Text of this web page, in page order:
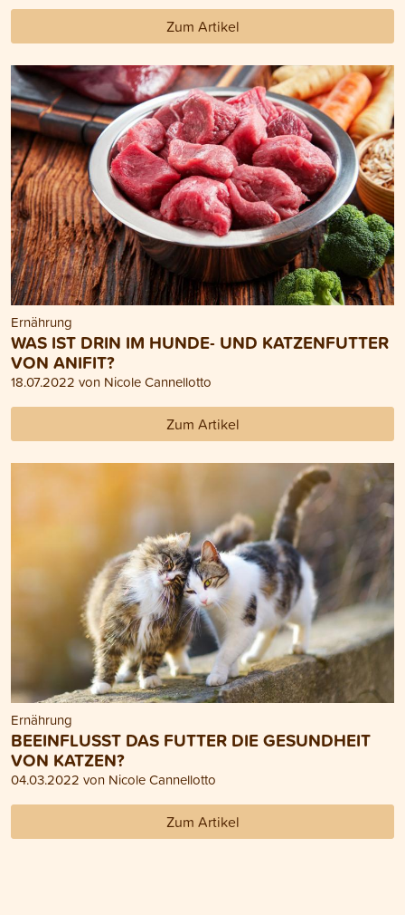
Zum Artikel
Ernährung
WAS IST DRIN IM HUNDE- UND KATZENFUTTER
VON ANIFIT?
18.07.2022 von Nicole Cannellotto
Zum Artikel
Ernährung
BEEINFLUSST DAS FUTTER DIE GESUNDHEIT
VON KATZEN?
04.03.2022 von Nicole Cannellotto
Zum Artikel